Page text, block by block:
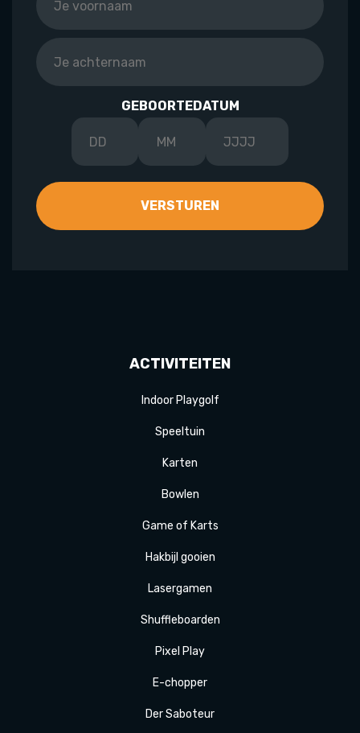
GEBOORTEDATUM
ACTIVITEITEN
Indoor Playgolf
Speeltuin
Karten
Bowlen
Game of Karts
Hakbijl gooien
Lasergamen
Shuffleboarden
Pixel Play
E-chopper
DerSaboteur